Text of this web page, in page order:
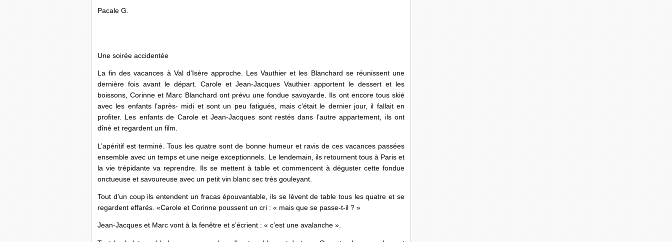
Pacale G.
Une soirée accidentée
La fin des vacances à Val d’Isère approche. Les Vauthier et les Blanchard se réunissent une
dernière fois avant le départ. Carole et Jean-Jacques Vauthier apportent le dessert et les
boissons, Corinne et Marc Blanchard ont prévu une fondue savoyarde. Ils ont encore tous skié
avec les enfants l’après- midi et sont un peu fatigués, mais c’était le dernier jour, il fallait en
profiter. Les enfants de Carole et Jean-Jacques sont restés dans l’autre appartement, ils ont
dîné et regardent un film.
L’apéritif est terminé. Tous les quatre sont de bonne humeur et ravis de ces vacances passées
ensemble avec un temps et une neige exceptionnels. Le lendemain, ils retournent tous à Paris et
la vie trépidante va reprendre. Ils se mettent à table et commencent à déguster cette fondue
onctueuse et savoureuse avec un petit vin blanc sec très gouleyant.
Tout d’un coup ils entendent un fracas épouvantable, ils se lèvent de table tous les quatre et se
regardent effarés. «Carole et Corinne poussent un cri : « mais que se passe-t-il ? »
Jean-Jacques et Marc vont à la fenêtre et s’écrient : « c’est une avalanche ».